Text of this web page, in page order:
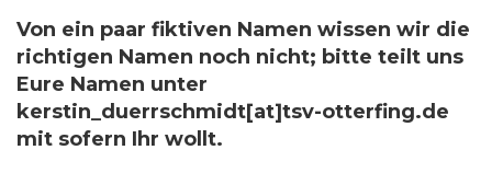
Von ein paar fiktiven Namen wissen wir die
richtigen Namen noch nicht; bitte teilt uns
Eure Namen unter
kerstin_duerrschmidt[at]tsv-otterfing.de
mit sofern Ihr wollt.